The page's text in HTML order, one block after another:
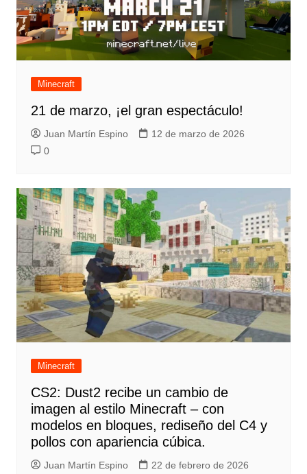
Minecraft
21 de marzo, ¡el gran espectáculo!
Juan Martín Espino
12 de marzo de 2026
0
Minecraft
CS2: Dust2 recibe un cambio de
imagen al estilo Minecraft – con
modelos en bloques, rediseño del C4 y
pollos con apariencia cúbica.
Juan Martín Espino
22 de febrero de 2026